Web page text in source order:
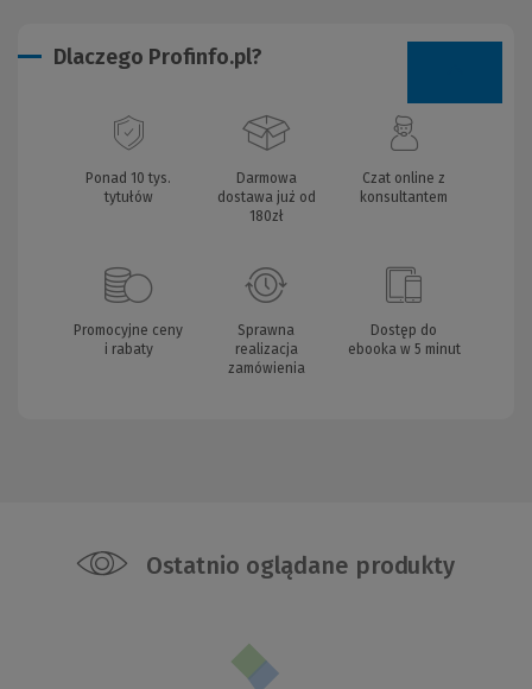
Dlaczego Profinfo.pl?
Ponad 10 tys.
tytułów
Darmowa
dostawa już od
180zł
Czat online z
konsultantem
Promocyjne ceny
i rabaty
Sprawna
realizacja
zamówienia
Dostęp do
ebooka w 5 minut
Ostatnio oglądane produkty